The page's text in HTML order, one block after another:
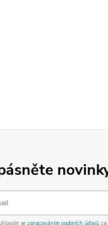
se zpracováním osobních údajůza